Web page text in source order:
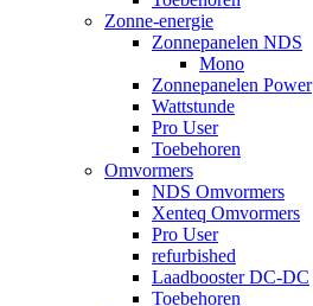
Zonne-energie
Zonnepanelen NDS
Mono
Zonnepanelen Power
Wattstunde
Pro User
Toebehoren
Omvormers
NDS Omvormers
Xenteq Omvormers
Pro User
refurbished
Laadbooster DC-DC
Toebehoren